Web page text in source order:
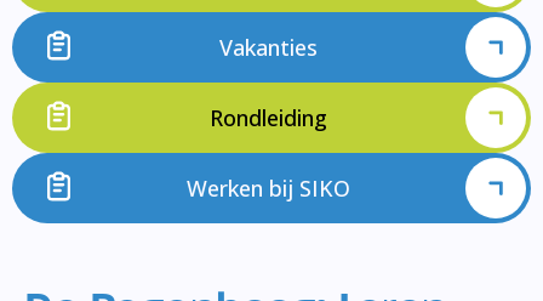
Vakanties
Rondleiding
Werken bij SIKO